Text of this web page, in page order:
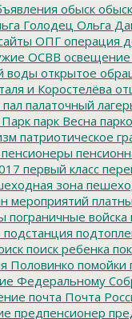
обыск
Голодец Ольга
ОПГ операция
ОСВВ освещение
воды открытое
и Коростелёва
пал палаточный
Парк парк Весна
патриотическое
пенсионеры
первый класс
зона
мероприятий
пограничные войска
подстанция
поиск ребенка
Половинко помойки
Федеральному
почта Почта
предпенсионер